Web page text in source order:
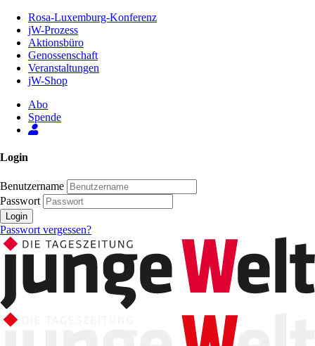
Inhalt
Seite
Rosa-Luxemburg-Konferenz
jW-Prozess
Aktionsbüro
Genossenschaft
Veranstaltungen
jW-Shop
Abo
Spende
Login
Benutzername
Passwort
Login
Passwort vergessen?